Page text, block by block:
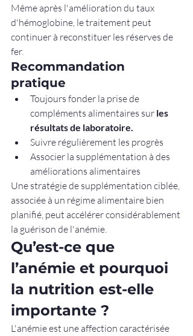
Même après l'amélioration du taux
d'hémoglobine, le traitement peut
continuer à reconstituer les réserves de
fer.
Recommandation
pratique
Toujours fonder la prise de
compléments alimentaires sur les
résultats de laboratoire.
Suivre régulièrement les progrès
Associer la supplémentation à des
améliorations alimentaires
Une stratégie de supplémentation ciblée,
associée à un régime alimentaire bien
planifié, peut accélérer considérablement
la guérison de l'anémie.
Qu’est-ce que
l’anémie et pourquoi
la nutrition est-elle
importante ?
L'anémie est une affection caractérisée